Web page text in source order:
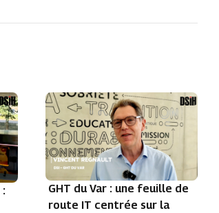
GHT du Var : une feuille de
route IT centrée sur la